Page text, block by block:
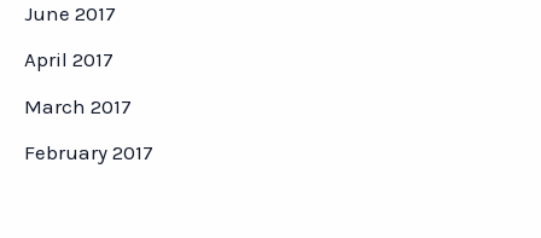
June 2017
April 2017
March 2017
February 2017